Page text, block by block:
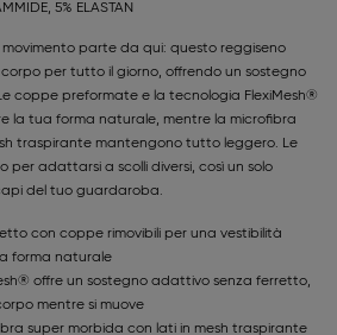
5% ELASTAN
movimento parte da qui: questo reggiseno
per tutto il giorno, offrendo un sostegno
coppe preformate e la tecnologia FlexiMesh®
la tua forma naturale, mentre la microfibra
traspirante mantengono tutto leggero. Le
per adattarsi a scolli diversi, così un solo
del tuo guardaroba.
con coppe rimovibili per una vestibilità
forma naturale
offre un sostegno adattivo senza ferretto,
mentre si muove
super morbida con lati in mesh traspirante